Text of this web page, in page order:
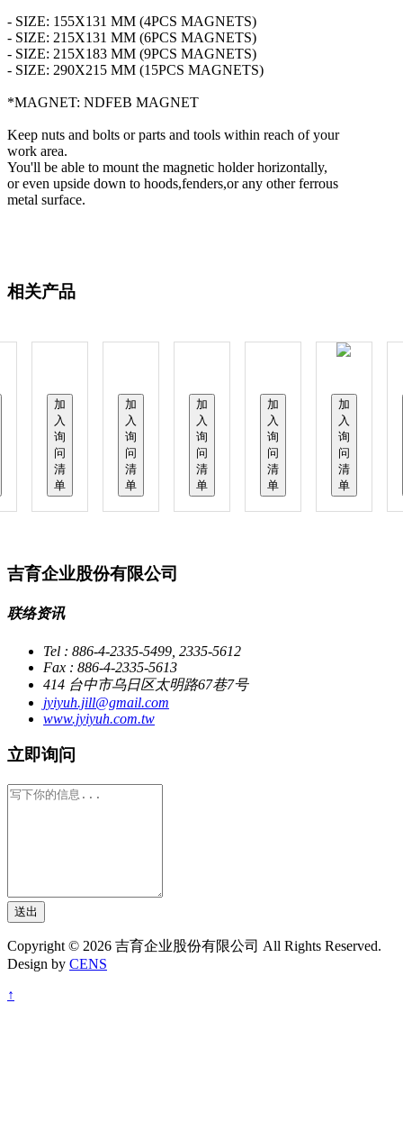
- SIZE: 155X131 MM (4PCS MAGNETS)
- SIZE: 215X131 MM (6PCS MAGNETS)
- SIZE: 215X183 MM (9PCS MAGNETS)
- SIZE: 290X215 MM (15PCS MAGNETS)
*MAGNET: NDFEB MAGNET
Keep nuts and bolts or parts and tools within reach of your
work area.
You'll be able to mount the magnetic holder horizontally,
or even upside down to hoods,fenders,or any other ferrous
metal surface.
相关产品
加
入
询
问
清
单
加
入
询
问
清
单
加
入
询
问
清
单
加
入
询
问
清
单
加
入
询
问
清
单
吉育企业股份有限公司
联络资讯
Tel : 886-4-2335-5499, 2335-5612
Fax : 886-4-2335-5613
414 台中市乌日区太明路67巷7号
jyiyuh.jill@gmail.com
www.jyiyuh.com.tw
立即询问
送出
Copyright © 2026 吉育企业股份有限公司 All Rights Reserved.
Design by CENS
↑